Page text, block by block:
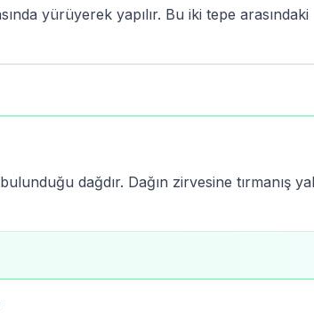
yürüyerek yapılır. Bu iki tepe arasındaki
dağdır. Dağın zirvesine tırmanış